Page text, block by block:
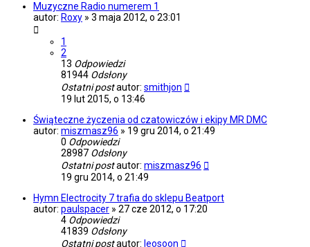
Muzyczne Radio numerem 1
autor: Roxy » 3 maja 2012, o 23:01
1
2
13 Odpowiedzi
81944 Odsłony
Ostatni postautor: smithjon
19 lut 2015, o 13:46
Świąteczne życzenia od czatowiczów i ekipy MR DMC
autor: miszmasz96 » 19 gru 2014, o 21:49
0 Odpowiedzi
28987 Odsłony
Ostatni postautor: miszmasz96
19 gru 2014, o 21:49
Hymn Electrocity 7 trafia do sklepu Beatport
autor: paulspacer » 27 cze 2012, o 17:20
4 Odpowiedzi
41839 Odsłony
Ostatni postautor: leosoon